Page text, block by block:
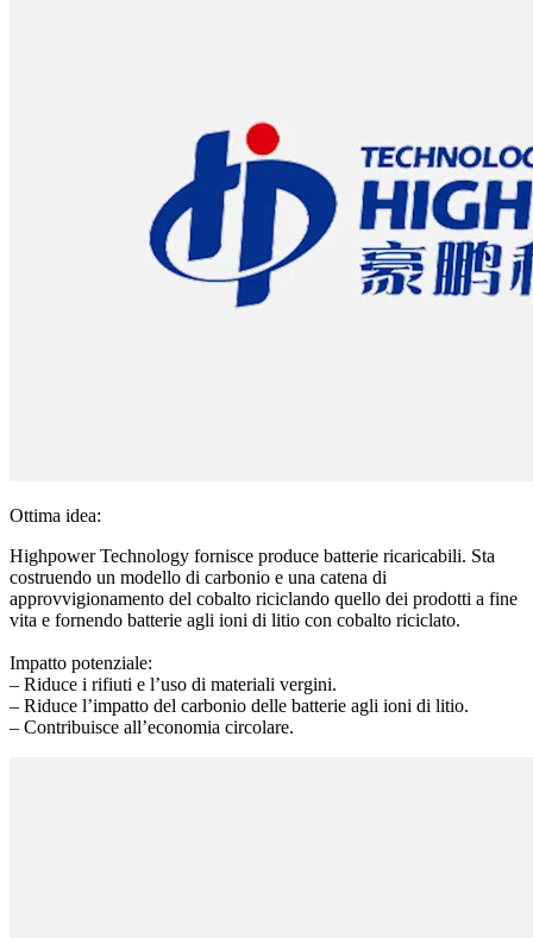
Ottima idea:
Highpower Technology fornisce produce batterie ricaricabili. Sta
costruendo un modello di carbonio e una catena di
approvvigionamento del cobalto riciclando quello dei prodotti a fine
vita e fornendo batterie agli ioni di litio con cobalto riciclato.
Impatto potenziale:
– Riduce i rifiuti e l’uso di materiali vergini.
– Riduce l’impatto del carbonio delle batterie agli ioni di litio.
– Contribuisce all’economia circolare.